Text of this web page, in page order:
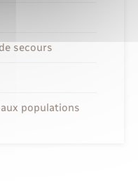
secours
populations